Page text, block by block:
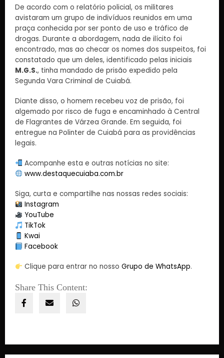
De acordo com o relatório policial, os militares
avistaram um grupo de indivíduos reunidos em uma
praça conhecida por ser ponto de uso e tráfico de
drogas. Durante a abordagem, nada de ilícito foi
encontrado, mas ao checar os nomes dos suspeitos, foi
constatado que um deles, identificado pelas iniciais
M.G.S., tinha mandado de prisão expedido pela
Segunda Vara Criminal de Cuiabá.
Diante disso, o homem recebeu voz de prisão, foi
algemado por risco de fuga e encaminhado à Central
de Flagrantes de Várzea Grande. Em seguida, foi
entregue na Polinter de Cuiabá para as providências
legais.
Acompanhe esta e outras notícias no site:
www.destaquecuiaba.com.br
Siga, curta e compartilhe nas nossas redes sociais:
Instagram
YouTube
TikTok
Kwai
Facebook
Clique para entrar no nossoGrupo de WhatsApp.
Share This Content: